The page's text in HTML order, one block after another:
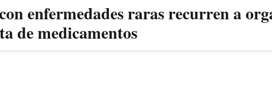
enfermedades raras recurren a
de medicamentos